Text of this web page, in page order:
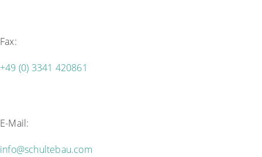
Fax:
+49 (0) 3341 420861
E-Mail:
info@schultebau.com